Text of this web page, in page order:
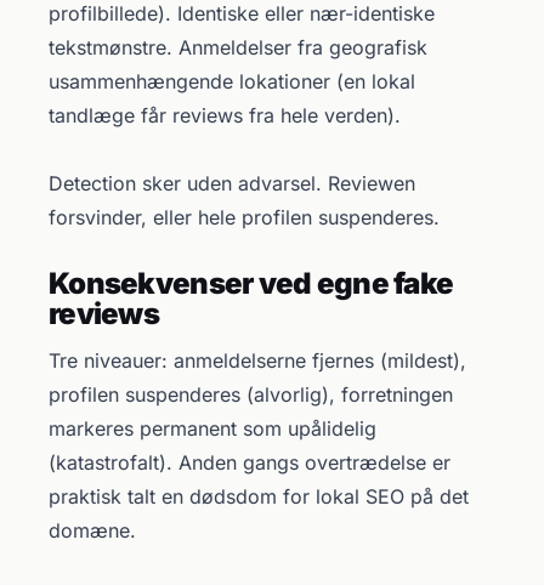
profilbillede). Identiske eller nær-identiske
tekstmønstre. Anmeldelser fra geografisk
usammenhængende lokationer (en lokal
tandlæge får reviews fra hele verden).
Detection sker uden advarsel. Reviewen
forsvinder, eller hele profilen suspenderes.
Konsekvenser ved egne fake
reviews
Tre niveauer: anmeldelserne fjernes (mildest),
profilen suspenderes (alvorlig), forretningen
markeres permanent som upålidelig
(katastrofalt). Anden gangs overtrædelse er
praktisk talt en dødsdom for lokal SEO på det
domæne.